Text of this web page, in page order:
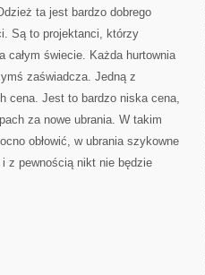
ta jest bardzo dobrego
Są to projektanci, którzy
całym świecie. Każda hurtownia
zaświadcza. Jedną z
cena. Jest to bardzo niska cena,
za nowe ubrania. W takim
obłowić, w ubrania szykowne
z pewnością nikt nie będzie